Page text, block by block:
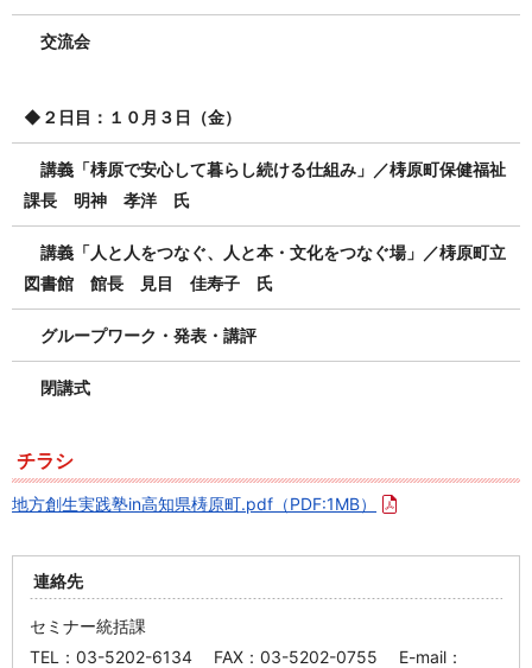
交流会
◆２ 日目：１０月３日（金）
講義「梼原で安心して暮らし続ける仕組み」／梼原町保健福祉
課長 明神 孝洋 氏
講義「人と人をつなぐ、人と本・文化をつなぐ場」／梼原町立
図書館 館長 見目 佳寿子 氏
グループワーク・発表・講評
閉講式
チラシ
地方創生実践塾in高知県梼原町.pdf （PDF:1MB）
連絡先
セミナー統括課
TEL：03-5202-6134 FAX：03-5202-0755 E-mail：